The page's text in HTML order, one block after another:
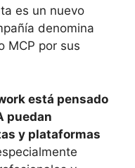
es un nuevo
denomina
MCP por sus
está pensado
puedan
y plataformas